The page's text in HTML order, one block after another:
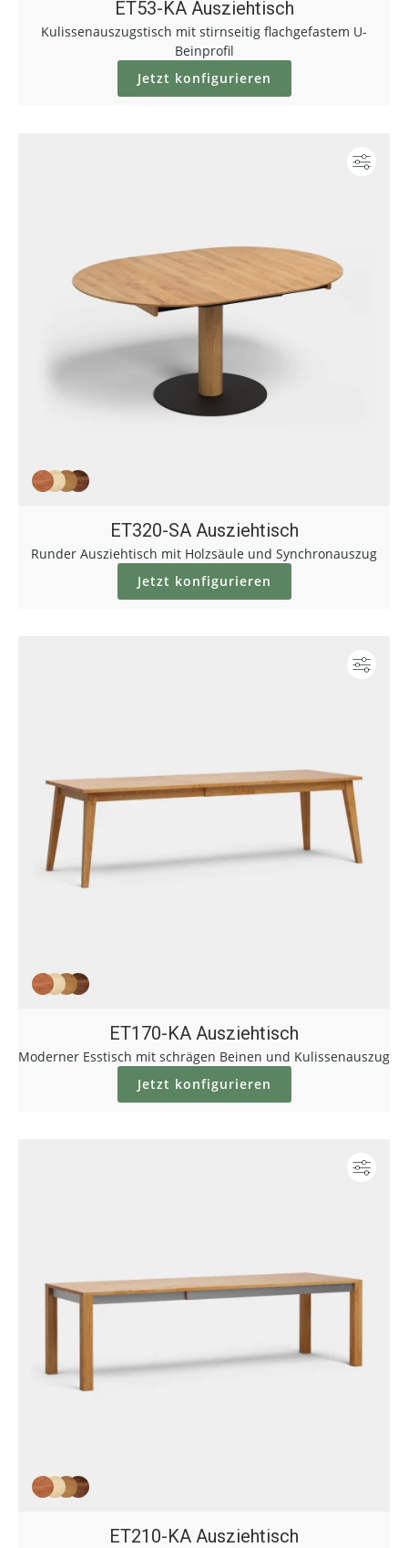
ET53-KA Ausziehtisch
Kulissenauszugstisch mit stirnseitig flachgefastem U-
Beinprofil
Jetzt konfigurieren
ET320-SA Ausziehtisch
Runder Ausziehtisch mit Holzsäule und Synchronauszug
Jetzt konfigurieren
ET170-KA Ausziehtisch
Moderner Esstisch mit schrägen Beinen und Kulissenauszug
Jetzt konfigurieren
ET210-KA Ausziehtisch